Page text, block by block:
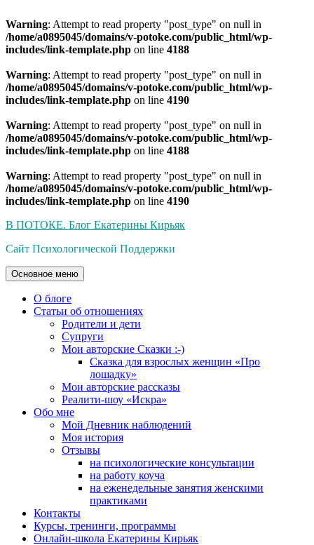
Warning: Attempt to read property "post_type" on null in
/home/a0895045/domains/v-potoke.com/public_html/wp-
includes/link-template.php on line 4188
Warning: Attempt to read property "post_type" on null in
/home/a0895045/domains/v-potoke.com/public_html/wp-
includes/link-template.php on line 4190
Warning: Attempt to read property "post_type" on null in
/home/a0895045/domains/v-potoke.com/public_html/wp-
includes/link-template.php on line 4188
Warning: Attempt to read property "post_type" on null in
/home/a0895045/domains/v-potoke.com/public_html/wp-
includes/link-template.php on line 4190
Перейти
содержимому
В ПОТОКЕ. Блог Екатерины Кирьяк
Сайт Психологической Поддержки
Основное меню
О блоге
Статьи об отношениях
Родители и дети
Супруги
Мои авторские Сказки :-)
Сказка для взрослых женщин «Про
лошадку»
Мои авторские рассказы
Реалити-шоу «Искра»
Обо мне
Мой Дневник наблюдений
Моя история
Отзывы
на психологические консультации
на работу коуча
на еженедельные занятия женскими
практиками
Контакты
Курсы, тренинги, программы
Онлайн-школа Екатерины Кирьяк